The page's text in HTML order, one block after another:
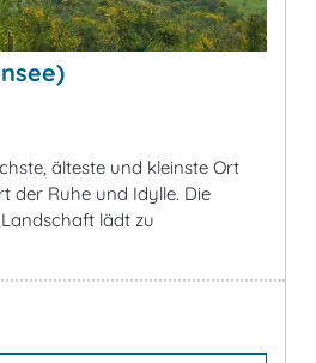
älteste und kleinste Ort
der Ruhe und Idylle. Die
lädt zu